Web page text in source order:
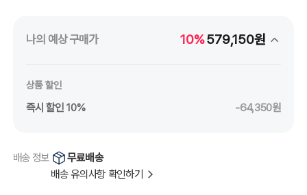
나의 예상 구매가 10%579,150원
상품 할인
즉시 할인 10% -64,350원
배송 정보
무료배송
배송 유의사항 확인하기